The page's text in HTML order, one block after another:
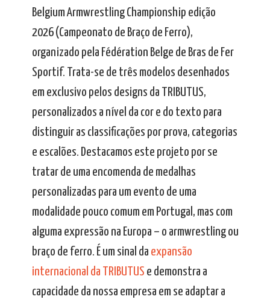
Belgium Armwrestling Championship edição
2026 (Campeonato de Braço de Ferro),
organizado pela Fédération Belge de Bras de Fer
Sportif. Trata-se de três modelos desenhados
em exclusivo pelos designs da TRIBUTUS,
personalizados a nível da cor e do texto para
distinguir as classificações por prova, categorias
e escalões. Destacamos este projeto por se
tratar de uma encomenda de medalhas
personalizadas para um evento de uma
modalidade pouco comum em Portugal, mas com
alguma expressão na Europa – o armwrestling ou
braço de ferro. É um sinal da expansão
internacional da TRIBUTUS e demonstra a
capacidade da nossa empresa em se adaptar a